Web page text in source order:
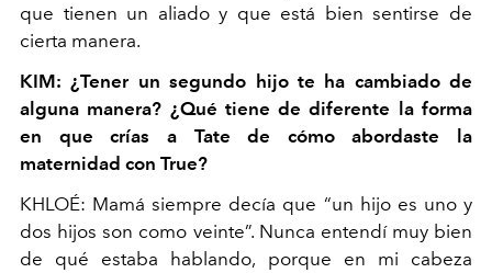
que tienen un aliado y que está bien sentirse de
cierta manera.
KIM: ¿Tener un segundo hijo te ha cambiado de
alguna manera? ¿Qué tiene de diferente la forma
en que crías a Tate de cómo abordaste la
maternidad con True?
KHLOÉ: Mamá siempre decía que “un hijo es uno y
dos hijos son como veinte”. Nunca entendí muy bien
de qué estaba hablando, porque en mi cabeza